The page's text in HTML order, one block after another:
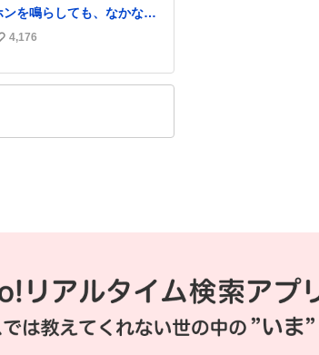
を鳴らしても、なかなか
…。 もしかすると
っているのかもしれませ
話せばいいか」が見える手
心して電話に出られるよ
学びです。
4,176